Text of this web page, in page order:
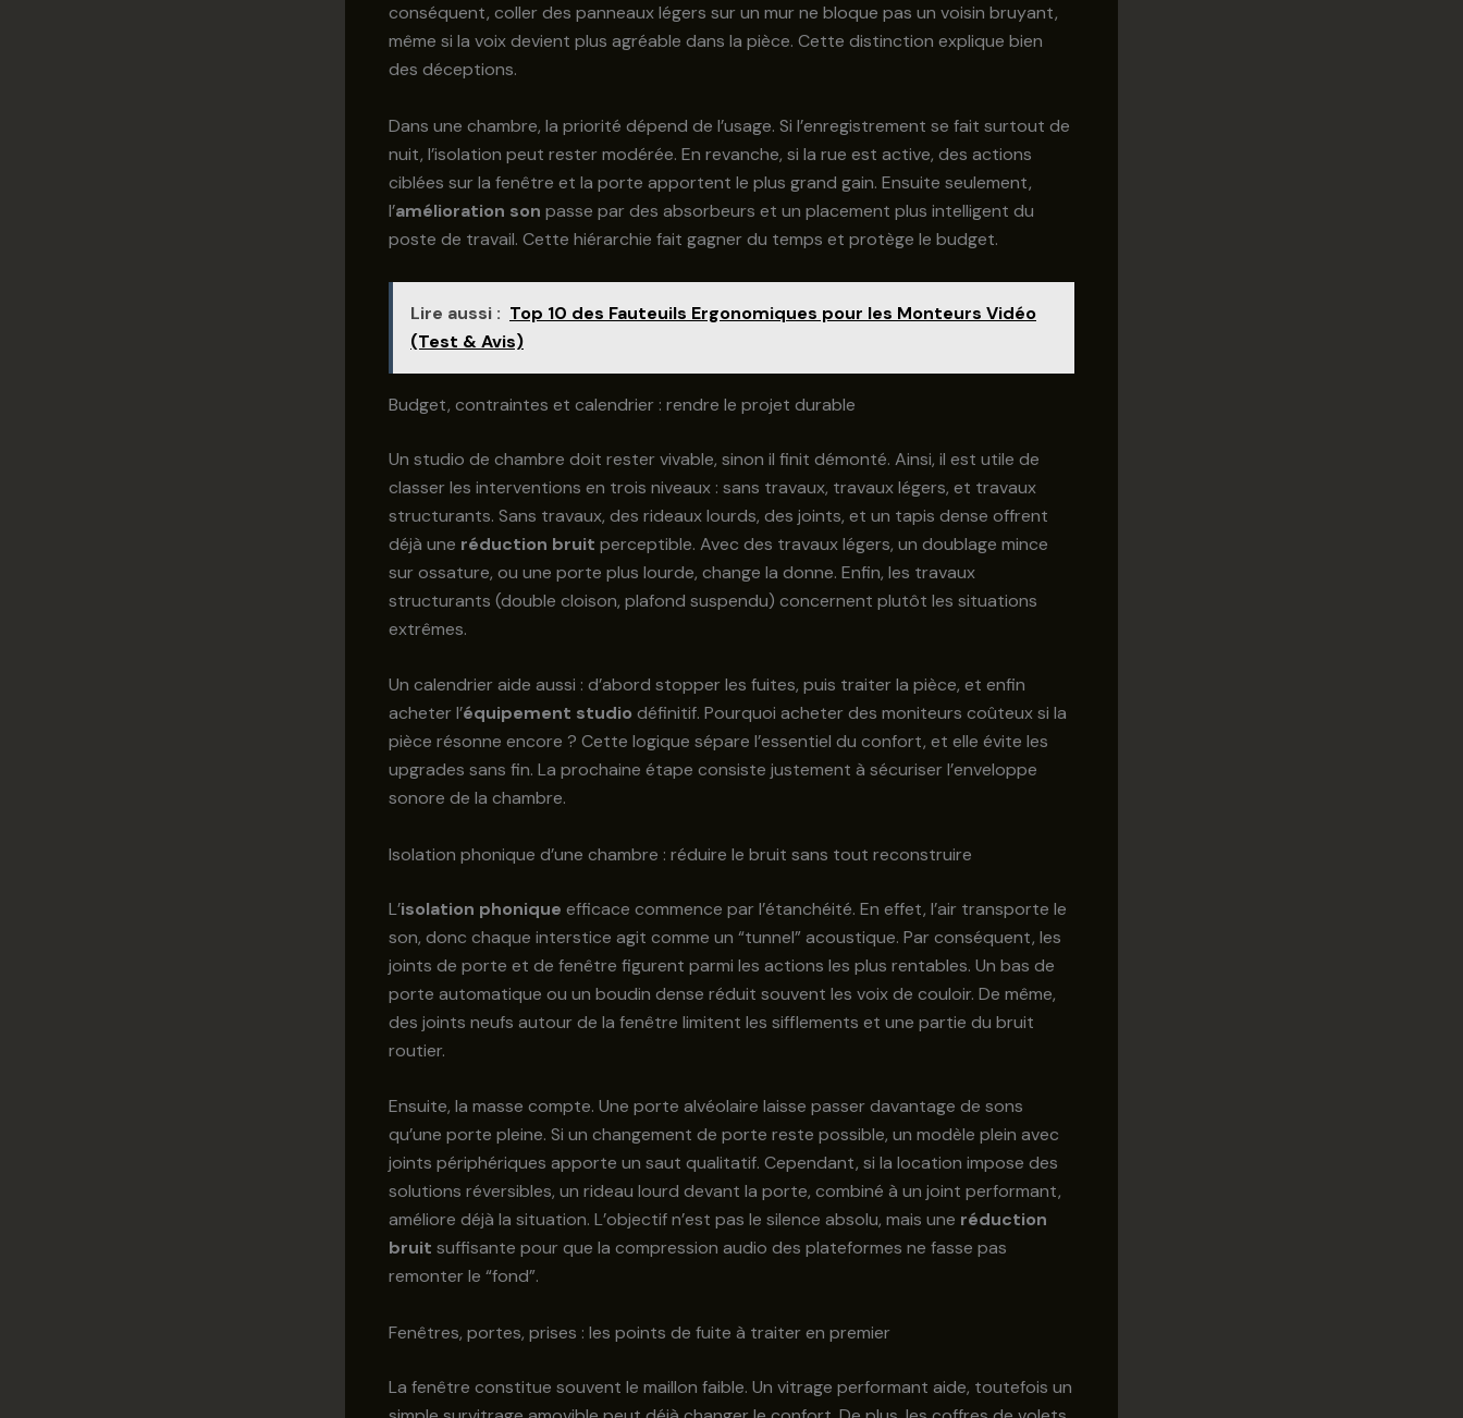
conséquent, coller des panneaux légers sur un mur ne bloque pas un voisin bruyant,
même si la voix devient plus agréable dans la pièce. Cette distinction explique bien
des déceptions.
Dans une chambre, la priorité dépend de l’usage. Si l’enregistrement se fait surtout de
nuit, l’isolation peut rester modérée. En revanche, si la rue est active, des actions
ciblées sur la fenêtre et la porte apportent le plus grand gain. Ensuite seulement,
l’amélioration son passe par des absorbeurs et un placement plus intelligent du
poste de travail. Cette hiérarchie fait gagner du temps et protège le budget.
Lire aussi : Top 10 des Fauteuils Ergonomiques pour les Monteurs Vidéo
(Test & Avis)
Budget, contraintes et calendrier : rendre le projet durable
Un studio de chambre doit rester vivable, sinon il finit démonté. Ainsi, il est utile de
classer les interventions en trois niveaux : sans travaux, travaux légers, et travaux
structurants. Sans travaux, des rideaux lourds, des joints, et un tapis dense offrent
déjà une réduction bruit perceptible. Avec des travaux légers, un doublage mince
sur ossature, ou une porte plus lourde, change la donne. Enfin, les travaux
structurants (double cloison, plafond suspendu) concernent plutôt les situations
extrêmes.
Un calendrier aide aussi : d’abord stopper les fuites, puis traiter la pièce, et enfin
acheter l’équipement studio définitif. Pourquoi acheter des moniteurs coûteux si la
pièce résonne encore ? Cette logique sépare l’essentiel du confort, et elle évite les
upgrades sans fin. La prochaine étape consiste justement à sécuriser l’enveloppe
sonore de la chambre.
Isolation phonique d’une chambre : réduire le bruit sans tout reconstruire
L’isolation phonique efficace commence par l’étanchéité. En effet, l’air transporte le
son, donc chaque interstice agit comme un “tunnel” acoustique. Par conséquent, les
joints de porte et de fenêtre figurent parmi les actions les plus rentables. Un bas de
porte automatique ou un boudin dense réduit souvent les voix de couloir. De même,
des joints neufs autour de la fenêtre limitent les sifflements et une partie du bruit
routier.
Ensuite, la masse compte. Une porte alvéolaire laisse passer davantage de sons
qu’une porte pleine. Si un changement de porte reste possible, un modèle plein avec
joints périphériques apporte un saut qualitatif. Cependant, si la location impose des
solutions réversibles, un rideau lourd devant la porte, combiné à un joint performant,
améliore déjà la situation. L’objectif n’est pas le silence absolu, mais une réduction
bruit suffisante pour que la compression audio des plateformes ne fasse pas
remonter le “fond”.
Fenêtres, portes, prises : les points de fuite à traiter en premier
La fenêtre constitue souvent le maillon faible. Un vitrage performant aide, toutefois un